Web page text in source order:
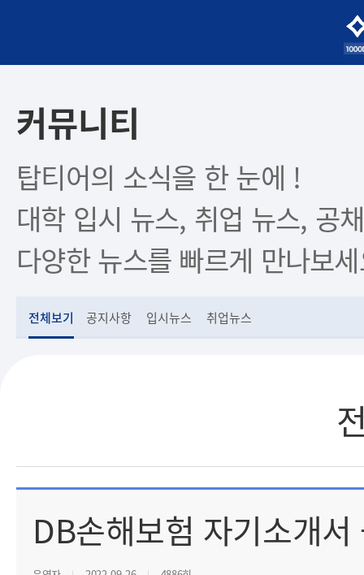
커뮤니티
탑티어의 소식을 한 눈에 !
대학 입시 뉴스, 취업 뉴스, 공
다양한 뉴스를 빠르게 만나보
전체보기 공지사항 입시뉴스 취업뉴스
DB손해보험 자기소개